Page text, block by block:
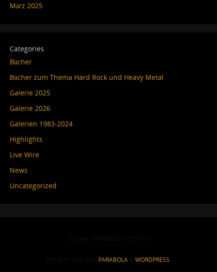
März 2025
Categories
Bücher
Bücher zum Thema Hard Rock und Heavy Metal
Galerie 2025
Galerie 2026
Galerien 1983-2024
Highlights
Live Wire
News
Uncategorized
PARABOLA WORDPRESS.